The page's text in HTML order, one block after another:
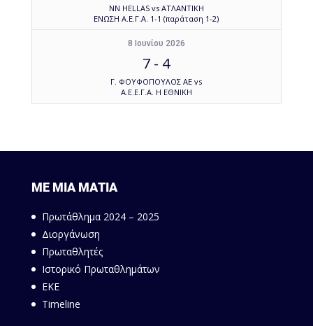
NN HELLAS vs ΑΤΛΑΝΤΙΚΗ
ΕΝΩΣΗ Α.Ε.Γ.Α. 1-1 (παράταση 1-2)
8 Ιουνίου 2026
7 - 4
Γ. ΦΟΥΦΟΠΟΥΛΟΣ ΑΕ vs
Α.Ε.Ε.Γ.Α. Η ΕΘΝΙΚΗ
ΜΕ ΜΙΑ ΜΑΤΙΑ
Πρωτάθλημα 2024 – 2025
Διοργάνωση
Πρωταθλητές
Ιστορικό Πρωταθλημάτων
ΕΚΕ
Timeline